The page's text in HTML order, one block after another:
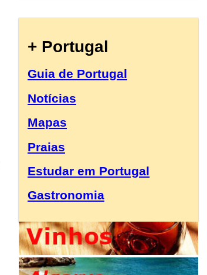
+ Portugal
Guia de Portugal
Notícias
Mapas
Praias
Estudar em Portugal
Gastronomia